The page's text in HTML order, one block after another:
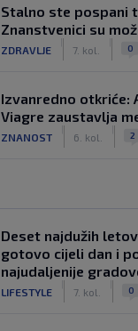
Stalno ste pospani
Znanstvenici su
ZDRAVLJE 7. kol. 0
Izvanredno otkriće:
Viagre zaustavlja
ZNANOST 6. kol. 2
Deset najdužih
gotovo cijeli dan i
najudaljenije
LIFESTYLE 7. kol. 0